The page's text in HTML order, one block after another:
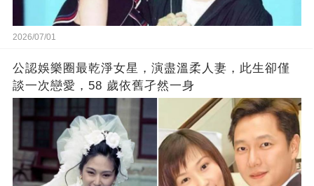
2026/07/01
公認娛樂圈最乾淨女星，演盡溫柔人妻，此生卻僅
談一次戀愛，58 歲依舊孑然一身